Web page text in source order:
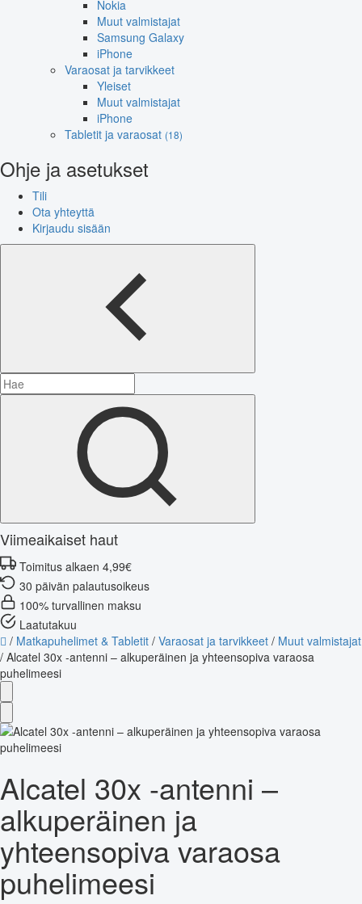
Nokia
Muut valmistajat
Samsung Galaxy
iPhone
Varaosat ja tarvikkeet
Yleiset
Muut valmistajat
iPhone
Tabletit ja varaosat (18)
Ohje ja asetukset
Tili
Ota yhteyttä
Kirjaudu sisään
Viimeaikaiset haut
Toimitus alkaen 4,99€
30 päivän palautusoikeus
100% turvallinen maksu
Laatutakuu
/ Matkapuhelimet & Tabletit / Varaosat ja tarvikkeet / Muut valmistajat
/ Alcatel 30x -antenni – alkuperäinen ja yhteensopiva varaosa
puhelimeesi
Alcatel 30x -antenni –
alkuperäinen ja
yhteensopiva varaosa
puhelimeesi